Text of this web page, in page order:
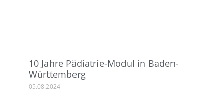
10 Jahre Pädiatrie-Modul in Baden-
Württemberg
05.08.2024